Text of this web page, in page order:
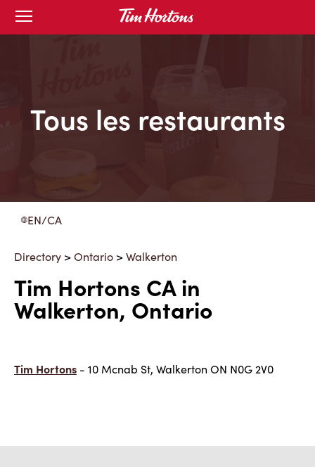
Skip
Open
mobile
menu
Tous les restaurants
EN/CA
Directory >Ontario >Walkerton
Tim Hortons CA in
Walkerton, Ontario
Tim Hortons - 10 Mcnab St, Walkerton ON N0G 2V0